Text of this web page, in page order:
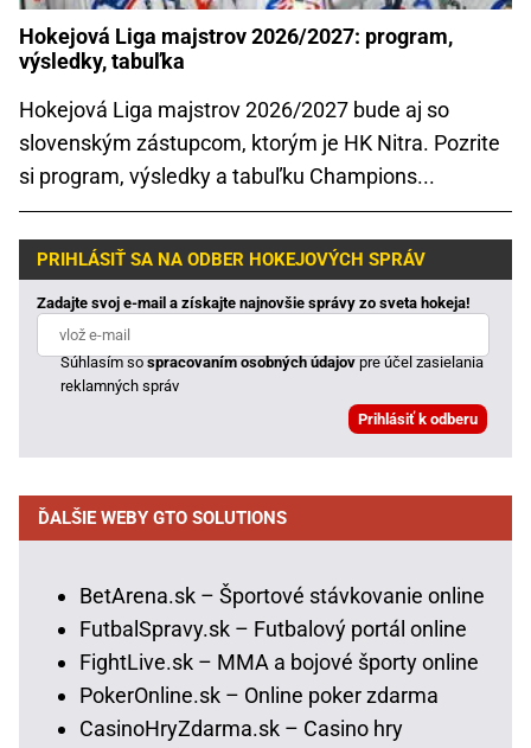
Hokejová Liga majstrov 2026/2027: program,
výsledky, tabuľka
Hokejová Liga majstrov 2026/2027 bude aj so
slovenským zástupcom, ktorým je HK Nitra. Pozrite
si program, výsledky a tabuľku Champions...
PRIHLÁSIŤ SA NA ODBER HOKEJOVÝCH SPRÁV
Zadajte svoj e-mail a získajte najnovšie správy zo sveta hokeja!
Súhlasím sospracovaním osobných údajovpre účel zasielania
reklamných správ
ĎALŠIE WEBY GTO SOLUTIONS
BetArena.sk – Športové stávkovanie online
FutbalSpravy.sk – Futbalový portál online
FightLive.sk – MMA a bojové športy online
PokerOnline.sk – Online poker zdarma
CasinoHryZdarma.sk – Casino hry